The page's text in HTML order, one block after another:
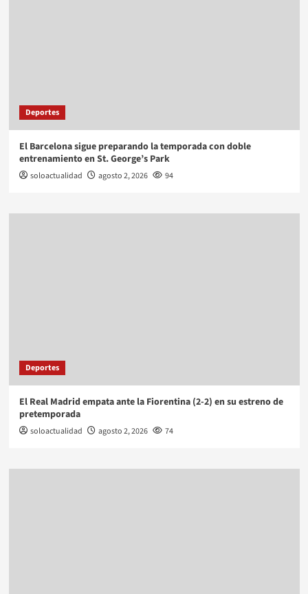
Deportes
El Barcelona sigue preparando la temporada con doble
entrenamiento en St. George’s Park
soloactualidad agosto 2, 2026 94
Deportes
El Real Madrid empata ante la Fiorentina (2-2) en su estreno de
pretemporada
soloactualidad agosto 2, 2026 74